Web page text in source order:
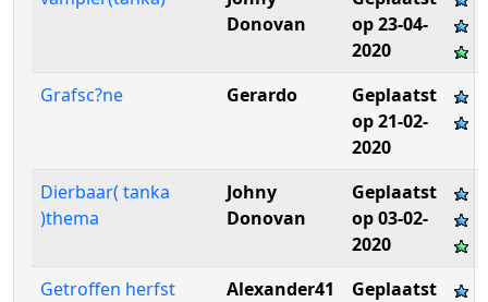
Donovan
op 23-04-
2020
Grafsc?ne
Gerardo
Geplaatst
op 21-02-
2020
Dierbaar( tanka
)thema
Johny
Donovan
Geplaatst
op 03-02-
2020
Getroffen herfst
Alexander41
Geplaatst